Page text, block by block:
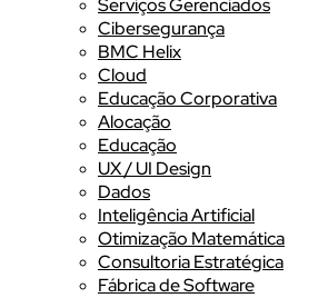
Serviços Gerenciados
Cibersegurança
BMC Helix
Cloud
Educação Corporativa
Alocação
Educação
UX / UI Design
Dados
Inteligência Artificial
Otimização Matemática
Consultoria Estratégica
Fábrica de Software